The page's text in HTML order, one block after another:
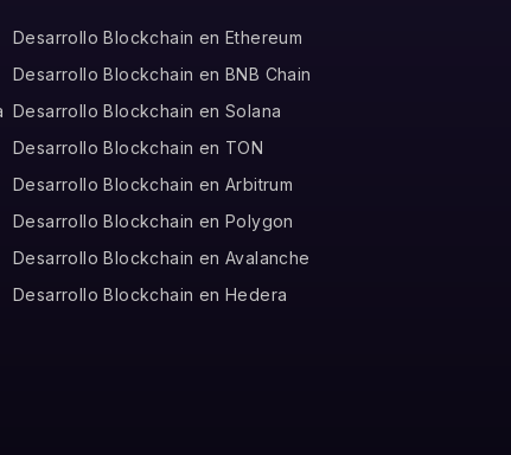
Desarrollo Blockchain en Ethereum
Desarrollo Blockchain en BNB Chain
Desarrollo Blockchain en Solana
Desarrollo Blockchain en TON
Desarrollo Blockchain en Arbitrum
Desarrollo Blockchain en Polygon
Desarrollo Blockchain en Avalanche
Desarrollo Blockchain en Hedera